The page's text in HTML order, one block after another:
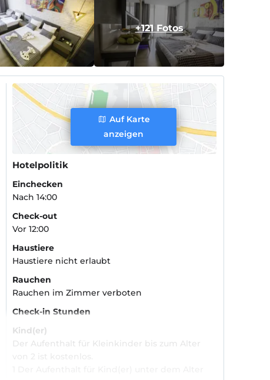
+121 Fotos
Auf Karte
anzeigen
Hotelpolitik
Einchecken
Nach 14:00
Check-out
Vor 12:00
Haustiere
Haustiere nicht erlaubt
Rauchen
Rauchen im Zimmer verboten
Check-in Stunden
Kind(er)
Der Aufenthalt für Kleinkinder bis zum Alter